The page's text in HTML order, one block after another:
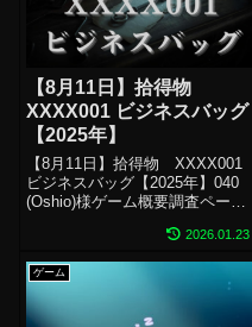
【8月11日】拾得物
XXXX001 ビジネスバッグ
【2025年】
【8月11日】拾得物 XXXX001
ビジネスバッグ【2025年】040
(Oshio)様ゲーム概要調査ページ
ンプ リリース作品一覧推奨媒
体：記載なしページ数：記載な
しジャンプスケア：調査中ホラ
ー演出：調査中...
2026.01.23
ゲーム